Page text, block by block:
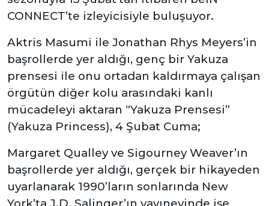
CONNECT’te izleyicisiyle buluşuyor.
Aktris Masumi ile Jonathan Rhys Meyers’in
başrollerde yer aldığı, genç bir Yakuza
prensesi ile onu ortadan kaldırmaya çalışan
örgütün diğer kolu arasındaki kanlı
mücadeleyi aktaran “Yakuza Prensesi”
(Yakuza Princess), 4 Şubat Cuma;
Margaret Qualley ve Sigourney Weaver’ın
başrollerde yer aldığı, gerçek bir hikayeden
uyarlanarak 1990’ların sonlarında New
York’ta J.D. Salinger’ın yayınevinde işe